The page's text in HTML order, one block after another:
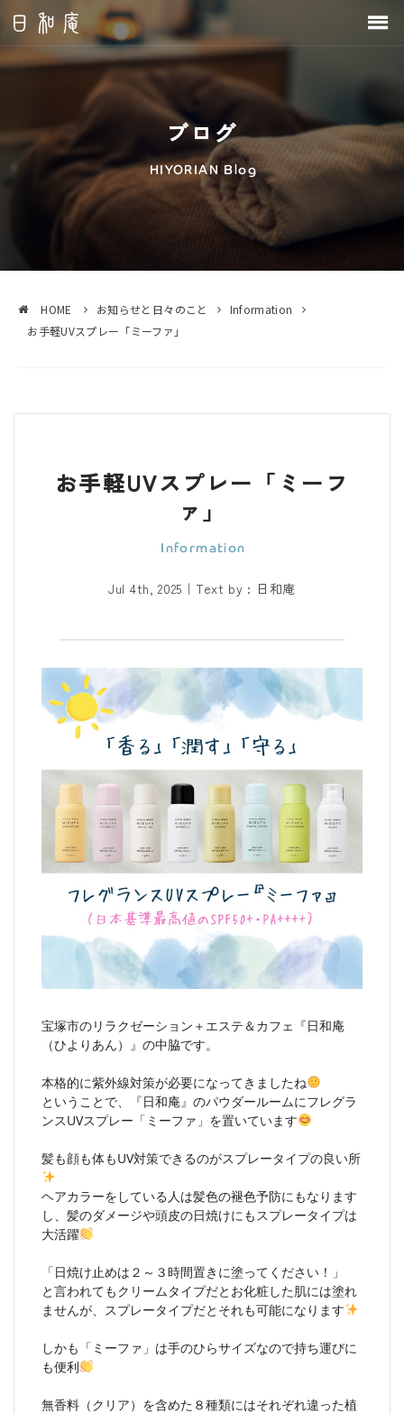
ブログ
HOME お知らせと日々のこと
Information
お手軽UVスプレー「ミーファ」
お手軽UVスプレー「ミーフ
ァ」
Jul 4th, 2025 ｜Text by : 日和庵
宝塚市のリラクゼーション＋エステ＆カフェ『日和庵
（ひよりあん）』の中脇です。
本格的に紫外線対策が必要になってきましたね
ということで、『日和庵』のパウダールームにフレグラ
ンスUVスプレー「ミーファ」を置いています
髪も顔も体もUV対策できるのがスプレータイプの良い所
ヘアカラーをしている人は髪色の褪色予防にもなります
し、髪のダメージや頭皮の日焼けにもスプレータイプは
大活躍
「日焼け止めは２～３時間置きに塗ってください！」
と言われてもクリームタイプだとお化粧した肌には塗れ
ませんが、スプレータイプだとそれも可能になります
しかも「ミーファ」は手のひらサイズなので持ち運びに
も便利
無香料（クリア）を含めた８種類にはそれぞれ違った植